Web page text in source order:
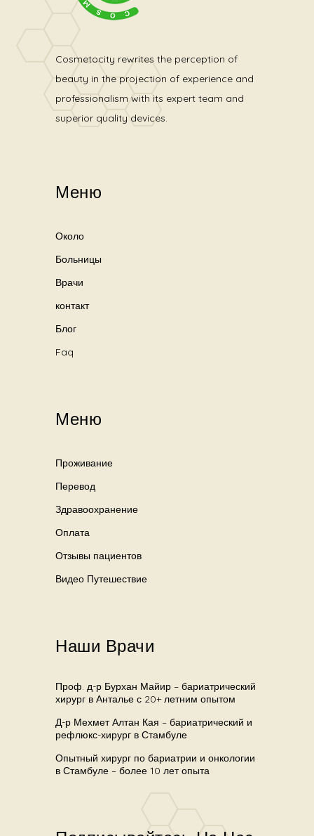
Cosmetocity rewrites the perception of
beauty in the projection of experience and
professionalism with its expert team and
superior quality devices.
Меню
Около
Больницы
Врачи
контакт
Блог
Faq
Меню
Проживание
Перевод
Здравоохранение
Оплата
Отзывы пациентов
Видео Путешествие
Наши Врачи
Проф. д-р Бурхан Майир – бариатрический
хирург в Анталье с 20+ летним опытом
Д-р Мехмет Алтан Кая – бариатрический и
рефлюкс-хирург в Стамбуле
Опытный хирург по бариатрии и онкологии
в Стамбуле – более 10 лет опыта